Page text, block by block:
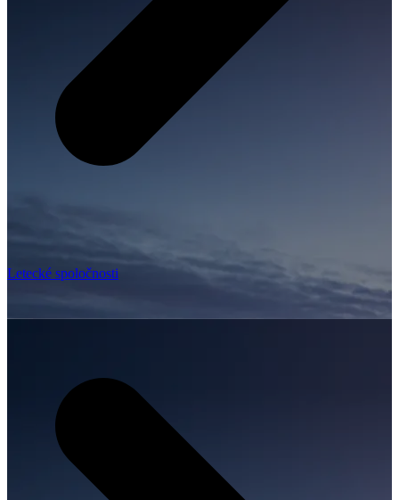
Letecké spoločnosti